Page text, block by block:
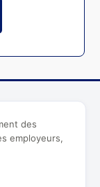
des
employeurs,